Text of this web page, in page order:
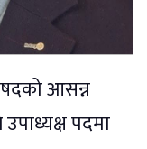
आसन्न
उपाध्यक्ष पदमा